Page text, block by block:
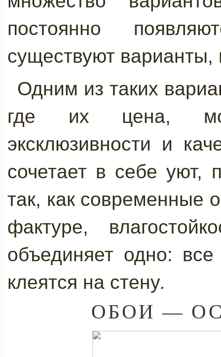
постоянно
существуют
Одним из таких
где их цена,
эксклюзивности и
сочетает в себе уют,
так, как современные
фактуре,
объединяет одно:
клеятся на стену.
ОБОИ —